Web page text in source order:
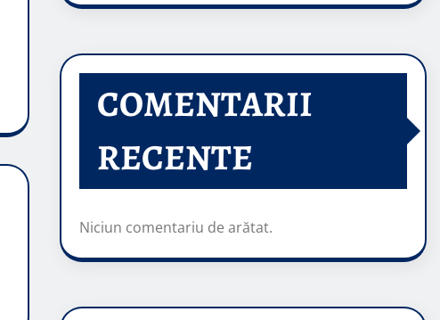
COMENTARII
RECENTE
Niciun comentariu de arătat.